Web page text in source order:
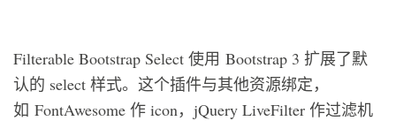
Filterable Bootstrap Select 使用 Bootstrap 3 扩展了默
认的 select 样式。这个插件与其他资源绑定，
如 FontAwesome 作 icon，jQuery LiveFilter 作过滤机